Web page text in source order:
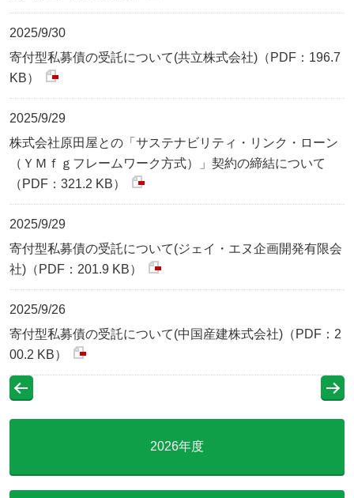
2025/9/30
寄付型私募債の受託について(共立株式会社)（PDF：196.7
KB）
2025/9/29
株式会社原田屋との「サステナビリティ・リンク・ローン
（ＹＭｆｇフレームワーク方式）」契約の締結について
（PDF：321.2 KB）
2025/9/29
寄付型私募債の受託について(ジェイ・エヌ企画開発有限会
社)（PDF：201.9 KB）
2025/9/26
寄付型私募債の受託について(中国産建株式会社)（PDF：2
00.2 KB）
2026年度